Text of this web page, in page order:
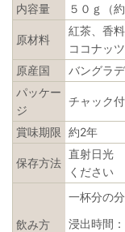
内容量
５０ｇ（
原材料
紅茶、香
ココナッツ
原産国
バングラ
パッケー
ジ
チャック
賞味期限 約2年
保存方法
直射日光
ください
飲み方
一杯分の分
浸出時間：